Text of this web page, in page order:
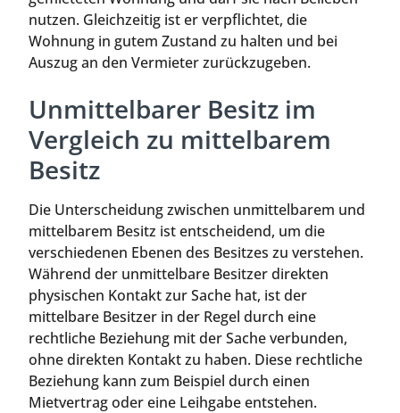
nutzen. Gleichzeitig ist er verpflichtet, die
Wohnung in gutem Zustand zu halten und bei
Auszug an den Vermieter zurückzugeben.
Unmittelbarer Besitz im
Vergleich zu mittelbarem
Besitz
Die Unterscheidung zwischen unmittelbarem und
mittelbarem Besitz ist entscheidend, um die
verschiedenen Ebenen des Besitzes zu verstehen.
Während der unmittelbare Besitzer direkten
physischen Kontakt zur Sache hat, ist der
mittelbare Besitzer in der Regel durch eine
rechtliche Beziehung mit der Sache verbunden,
ohne direkten Kontakt zu haben. Diese rechtliche
Beziehung kann zum Beispiel durch einen
Mietvertrag oder eine Leihgabe entstehen.